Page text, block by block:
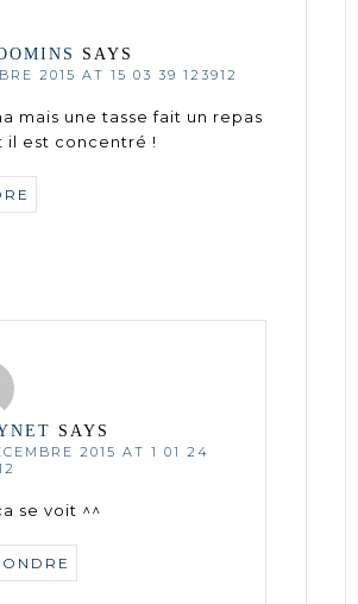
SAYS
2015 AT 15 03 39 123912
mais une tasse fait un repas
il est concentré !
SAYS
2015 AT 1 01 24
se voit ^^